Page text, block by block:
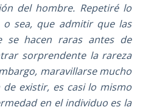
del hombre. Repetiré lo
sea, que admitir que las
se hacen raras antes de
sorprendente la rareza
maravillarse mucho
de existir, es casi lo mismo
en el individuo es la